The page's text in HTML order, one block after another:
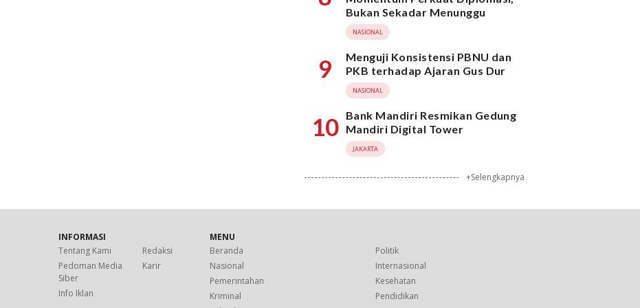
Bukan Sekadar Menunggu
NASIONAL
9
Menguji Konsistensi PBNU dan
PKB terhadap Ajaran Gus Dur
NASIONAL
10 Bank Mandiri Resmikan Gedung
Mandiri Digital Tower
JAKARTA
+Selengkapnya
INFORMASI
Tentang Kami
Redaksi
Pedoman Media
Siber
Karir
Info Iklan
MENU
Beranda
Politik
Nasional
Internasional
Pemerintahan
Kesehatan
Kriminal
Pendidikan